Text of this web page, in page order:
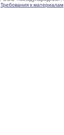
Требования к материалам